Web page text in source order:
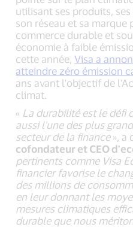
utilisant ses produits, ses
son réseau et sa marque
commerce durable et
économie à faible
cette année,Visa a
atteindre zéro émission
ans avant l'objectif de
climat.
« La durabilité est le défi
aussi l'une des plus
secteur de la finance», a
cofondateur et CEO
pertinents comme Visa
financier favorise le
des millions de
en leur donnant les
mesures climatiques
durable que nous